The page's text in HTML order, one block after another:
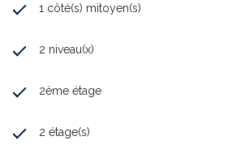
1 côté(s) mitoyen(s)
2 niveau(x)
2ème étage
2 étage(s)